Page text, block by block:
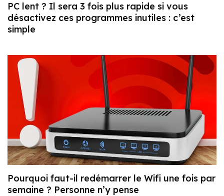
PC lent ? Il sera 3 fois plus rapide si vous
désactivez ces programmes inutiles : c’est
simple
Pourquoi faut-il redémarrer le Wifi une fois par
semaine ? Personne n’y pense